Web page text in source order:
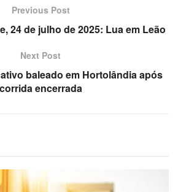
Previous Post
24 de julho de 2025: Lua em Leão
Next Post
baleado em Hortolândia após
corrida encerrada